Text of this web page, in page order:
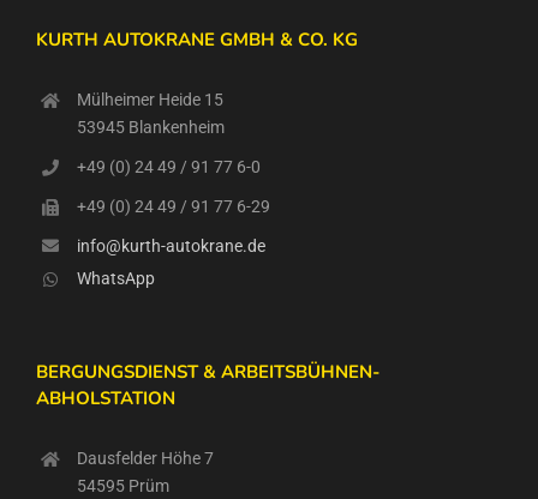
KURTH AUTOKRANE GMBH & CO. KG
Mülheimer Heide 15
53945 Blankenheim
+49 (0) 24 49 / 91 77 6-0
+49 (0) 24 49 / 91 77 6-29
info@kurth-autokrane.de
WhatsApp
BERGUNGSDIENST & ARBEITSBÜHNEN-
ABHOLSTATION
Dausfelder Höhe 7
54595 Prüm